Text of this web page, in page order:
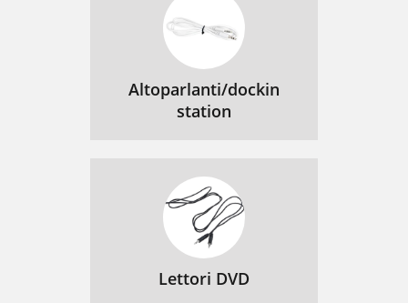
Altoparlanti/dockin
station
Lettori DVD